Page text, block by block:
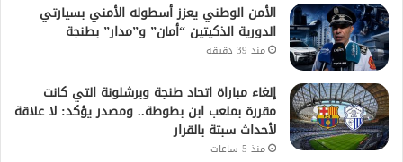
الأمن الوطني يعزز أسطوله الأمني بسيارتي
الدورية الذكيتين “أمان” و”مدار” بطنجة
منذ 39 دقيقة
إلغاء مباراة اتحاد طنجة وبرشلونة التي كانت
مقررة بملعب ابن بطوطة.. ومصدر يؤكد: لا علاقة
لأحداث سبتة بالقرار
منذ 5 ساعات